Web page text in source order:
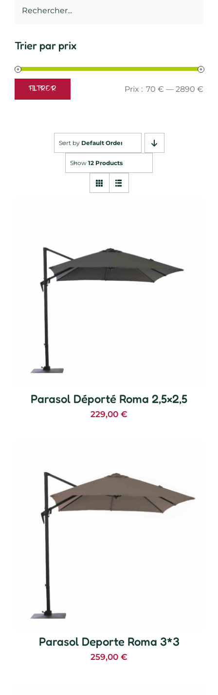
Trier par prix
FILTRER Prix : 70 € —2890 €
Sort by Default Order
Show 12 Products
Parasol Déporté Roma 2,5×2,5
229,00 €
Parasol Deporte Roma 3*3
259,00 €